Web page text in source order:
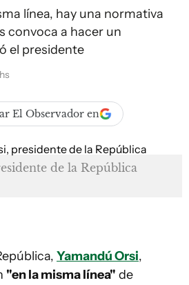
línea, hay una normativa
convoca a hacer un
el presidente
El Observador en
de la República
Yamandú Orsi,
"en la misma línea" de